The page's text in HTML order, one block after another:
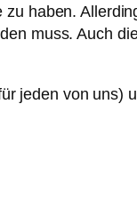
haben.
muss. Auch
jeden von uns)